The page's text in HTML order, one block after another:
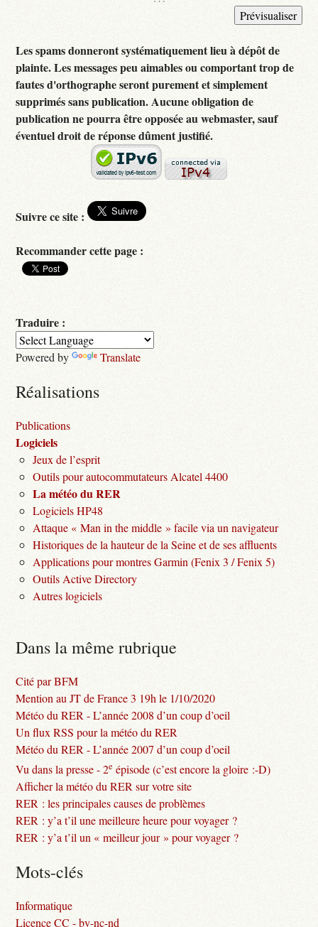
Les spams donneront systématiquement lieu à dépôt de
plainte. Les messages peu aimables ou comportant trop de
fautes d'orthographe seront purement et simplement
supprimés sans publication. Aucune obligation de
publication ne pourra être opposée au webmaster, sauf
éventuel droit de réponse dûment justifié.
Suivre ce site :
Recommander cette page :
Traduire :
Powered by Translate
Réalisations
Publications
Logiciels
Jeux de l’esprit
Outils pour autocommutateurs Alcatel 4400
La météo du RER
Logiciels HP48
Attaque « Man in the middle » facile via un navigateur
Historiques de la hauteur de la Seine et de ses affluents
Applications pour montres Garmin (Fenix 3 / Fenix 5)
Outils Active Directory
Autres logiciels
Dans la même rubrique
Cité par BFM
Mention au JT de France 3 19h le 1/10/2020
Météo du RER - L’année 2008 d’un coup d’oeil
Un flux RSS pour la météo du RER
Météo du RER - L’année 2007 d’un coup d’oeil
Vu dans la presse - 2e épisode (c’est encore la gloire :-D)
Afficher la météo du RER sur votre site
RER : les principales causes de problèmes
RER : y’a t’il une meilleure heure pour voyager ?
RER : y’a t’il un « meilleur jour » pour voyager ?
Mots-clés
Informatique
Licence CC - by-nc-nd